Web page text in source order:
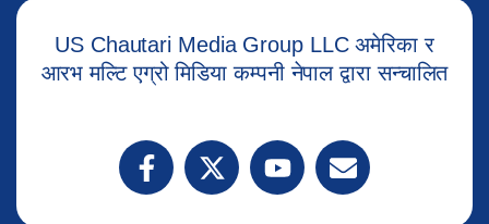
US Chautari Media Group LLC अमेरिका र
आरभ मल्टि एग्रो मिडिया कम्पनी नेपाल द्वारा सन्चालित